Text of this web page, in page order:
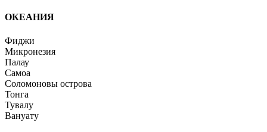
ОКЕАНИЯ
Фиджи
Микронезия
Палау
Самоа
Соломоновы острова
Тонга
Тувалу
Вануату